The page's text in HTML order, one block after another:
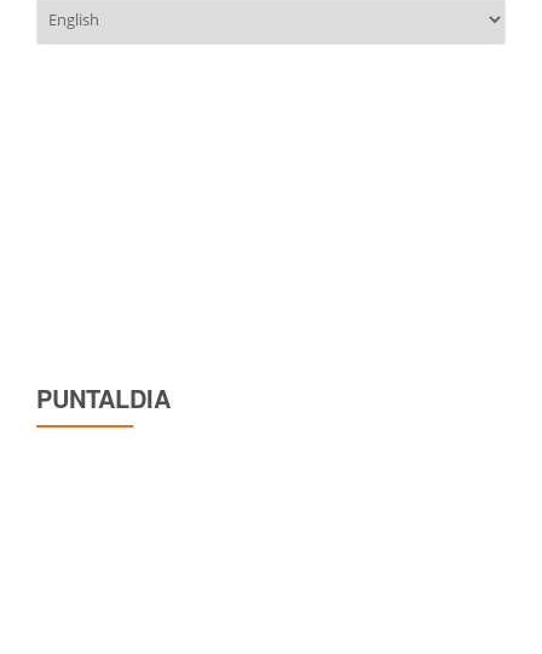
una
PUNTALDIA